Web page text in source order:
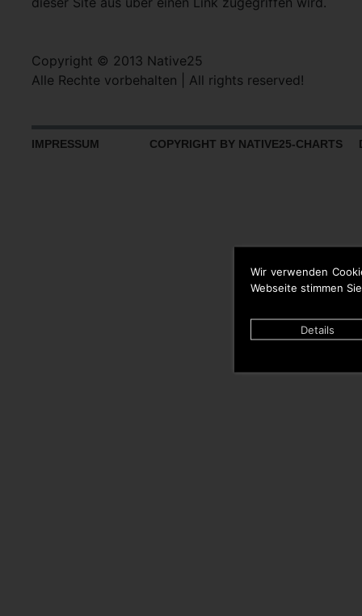
Wir verwenden
Webseite stimmen
Details
Copyright © 2013 Native25
Alle Rechte vorbehalten | All rights reserved!
IMPRESSUM COPYRIGHT BY NATIVE25-CHARTS